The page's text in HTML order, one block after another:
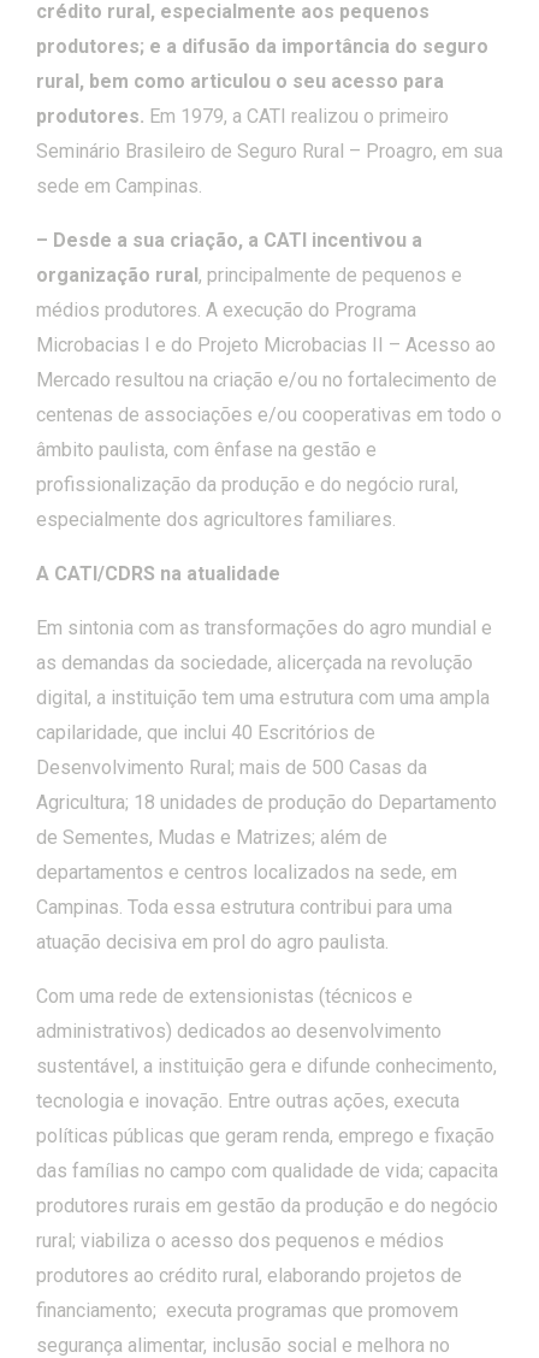
crédito rural, especialmente aos pequenos
produtores; e a difusão da importância do seguro
rural, bem como articulou o seu acesso para
produtores. Em 1979, a CATI realizou o primeiro
Seminário Brasileiro de Seguro Rural – Proagro, em sua
sede em Campinas.
– Desde a sua criação, a CATI incentivou a
organização rural, principalmente de pequenos e
médios produtores. A execução do Programa
Microbacias I e do Projeto Microbacias II – Acesso ao
Mercado resultou na criação e/ou no fortalecimento de
centenas de associações e/ou cooperativas em todo o
âmbito paulista, com ênfase na gestão e
profissionalização da produção e do negócio rural,
especialmente dos agricultores familiares.
A CATI/CDRS na atualidade
Em sintonia com as transformações do agro mundial e
as demandas da sociedade, alicerçada na revolução
digital, a instituição tem uma estrutura com uma ampla
capilaridade, que inclui 40 Escritórios de
Desenvolvimento Rural; mais de 500 Casas da
Agricultura; 18 unidades de produção do Departamento
de Sementes, Mudas e Matrizes; além de
departamentos e centros localizados na sede, em
Campinas. Toda essa estrutura contribui para uma
atuação decisiva em prol do agro paulista.
Com uma rede de extensionistas (técnicos e
administrativos) dedicados ao desenvolvimento
sustentável, a instituição gera e difunde conhecimento,
tecnologia e inovação. Entre outras ações, executa
políticas públicas que geram renda, emprego e fixação
das famílias no campo com qualidade de vida; capacita
produtores rurais em gestão da produção e do negócio
rural; viabiliza o acesso dos pequenos e médios
produtores ao crédito rural, elaborando projetos de
financiamento; executa programas que promovem
segurança alimentar, inclusão social e melhora no